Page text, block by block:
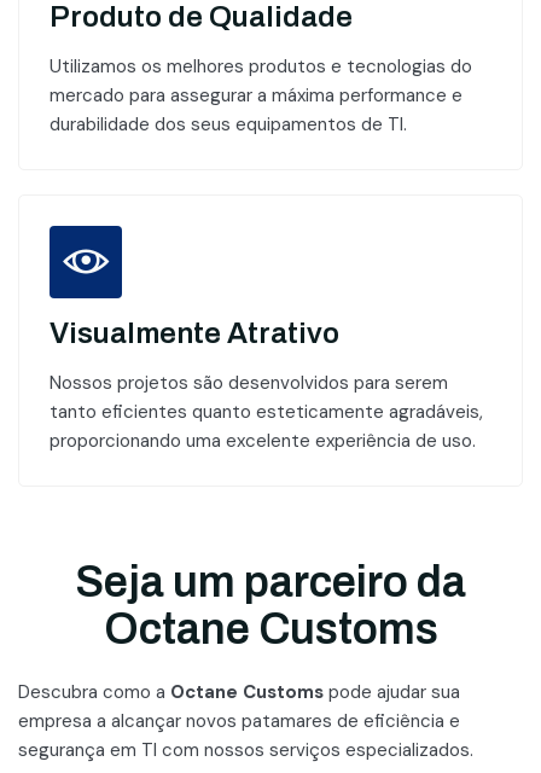
Produto de Qualidade
Utilizamos os melhores produtos e tecnologias do
mercado para assegurar a máxima performance e
durabilidade dos seus equipamentos de TI.
Visualmente Atrativo
Nossos projetos são desenvolvidos para serem
tanto eficientes quanto esteticamente agradáveis,
proporcionando uma excelente experiência de uso.
Seja um parceiro da
Octane Customs
Descubra como a Octane Customs pode ajudar sua
empresa a alcançar novos patamares de eficiência e
segurança em TI com nossos serviços especializados.